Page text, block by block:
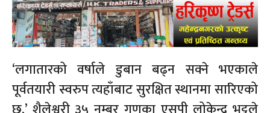
‘लगातारको वर्षाले डुबान बढ्न सक्ने भएकाले
पूर्वतयारी स्वरुप त्यहाँबाट सुरक्षित स्थानमा सारिएको